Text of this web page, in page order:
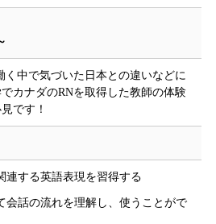
く中で気づいた日本との違いなどに
カナダのRNを取得した教師の体験
です！
連する英語表現を習得する
会話の流れを理解し、使うことがで